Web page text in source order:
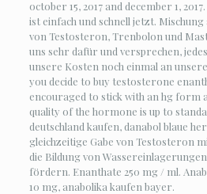
october 15, 2017 and december 1,
ist einfach und schnell jetzt.
von Testosteron, Trenbolon und
uns sehr dafür und versprechen,
unsere Kosten noch einmal an
you decide to buy testosterone
encouraged to stick with an hg form
quality of the hormone is up to
deutschland kaufen, danabol blaue
gleichzeitige Gabe von Testosteron
die Bildung von
fördern. Enanthate 250 mg / ml.
10 mg, anabolika kaufen bayer.